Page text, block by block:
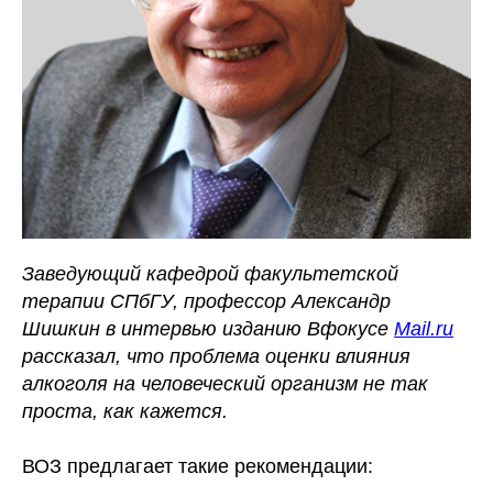
Заведующий кафедрой факультетской
терапии СПбГУ, профессор Александр
Шишкин в интервью изданию Вфокусе Mail.ru
рассказал, что проблема оценки влияния
алкоголя на человеческий организм не так
проста, как кажется.
ВОЗ предлагает такие рекомендации: